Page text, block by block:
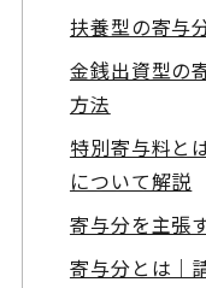
扶養型の寄与
金銭出資型の
方法
特別寄与料と
について解説
寄与分を主張
寄与分とは｜